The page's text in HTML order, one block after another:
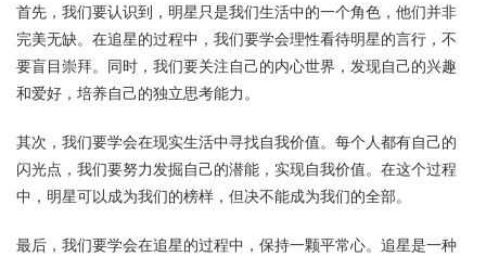
首先，我们要认识到，明星只是我们生活中的一个角色，他们并非
完美无缺。在追星的过程中，我们要学会理性看待明星的言行，不
要盲目崇拜。同时，我们要关注自己的内心世界，发现自己的兴趣
和爱好，培养自己的独立思考能力。
其次，我们要学会在现实生活中寻找自我价值。每个人都有自己的
闪光点，我们要努力发掘自己的潜能，实现自我价值。在这个过程
中，明星可以成为我们的榜样，但决不能成为我们的全部。
最后，我们要学会在追星的过程中，保持一颗平常心。追星是一种